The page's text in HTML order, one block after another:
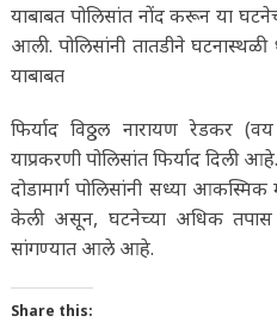
याबाबत पोलिसांत नोंद करून या
आली. पोलिसांनी तातडीने
याबाबत
​फिर्याद विठ्ठल नारायण रेडकर
याप्रकरणी पोलिसांत फिर्याद दिली आहे.
​दोडामार्ग पोलिसांनी सध्या
केली असून, घटनेच्या अधिक तपास
सांगण्यात आले आहे.
Share this: